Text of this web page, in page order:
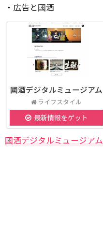
・広告と國酒
國酒デジタルミュージアム
ライフスタイル
最新情報をゲット
國酒デジタルミュージアム